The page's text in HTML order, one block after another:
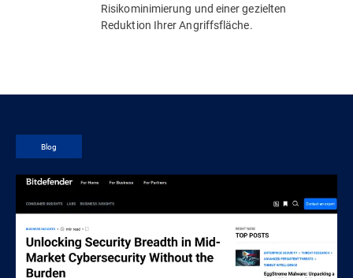
Risikominimierung und einer gezielten
Reduktion Ihrer Angriffsfläche.
Blog